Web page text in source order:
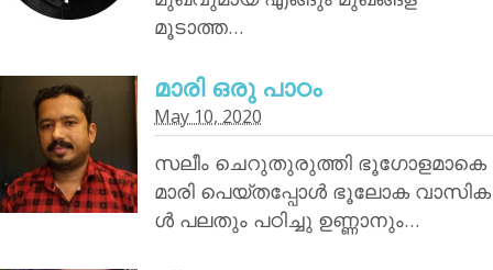
മൂടാത്ത…
മാരി ഒരു പാഠം
May 10, 2020
സലീം ചെറുതുരുത്തി ഭൂഗോളമാകെ
മാരി പെയ്തപ്പോൾ ഭൂലോക വാസിക
ൾ പലതും പഠിച്ചു ഉണ്ണാനും…